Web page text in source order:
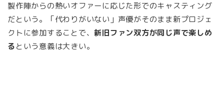
製作陣からの熱いオファーに応じた形でのキャスティング
だという。「代わりがいない」声優がそのまま新プロジェ
クトに参加することで、新旧ファン双方が同じ声で楽しめ
るという意義は大きい。